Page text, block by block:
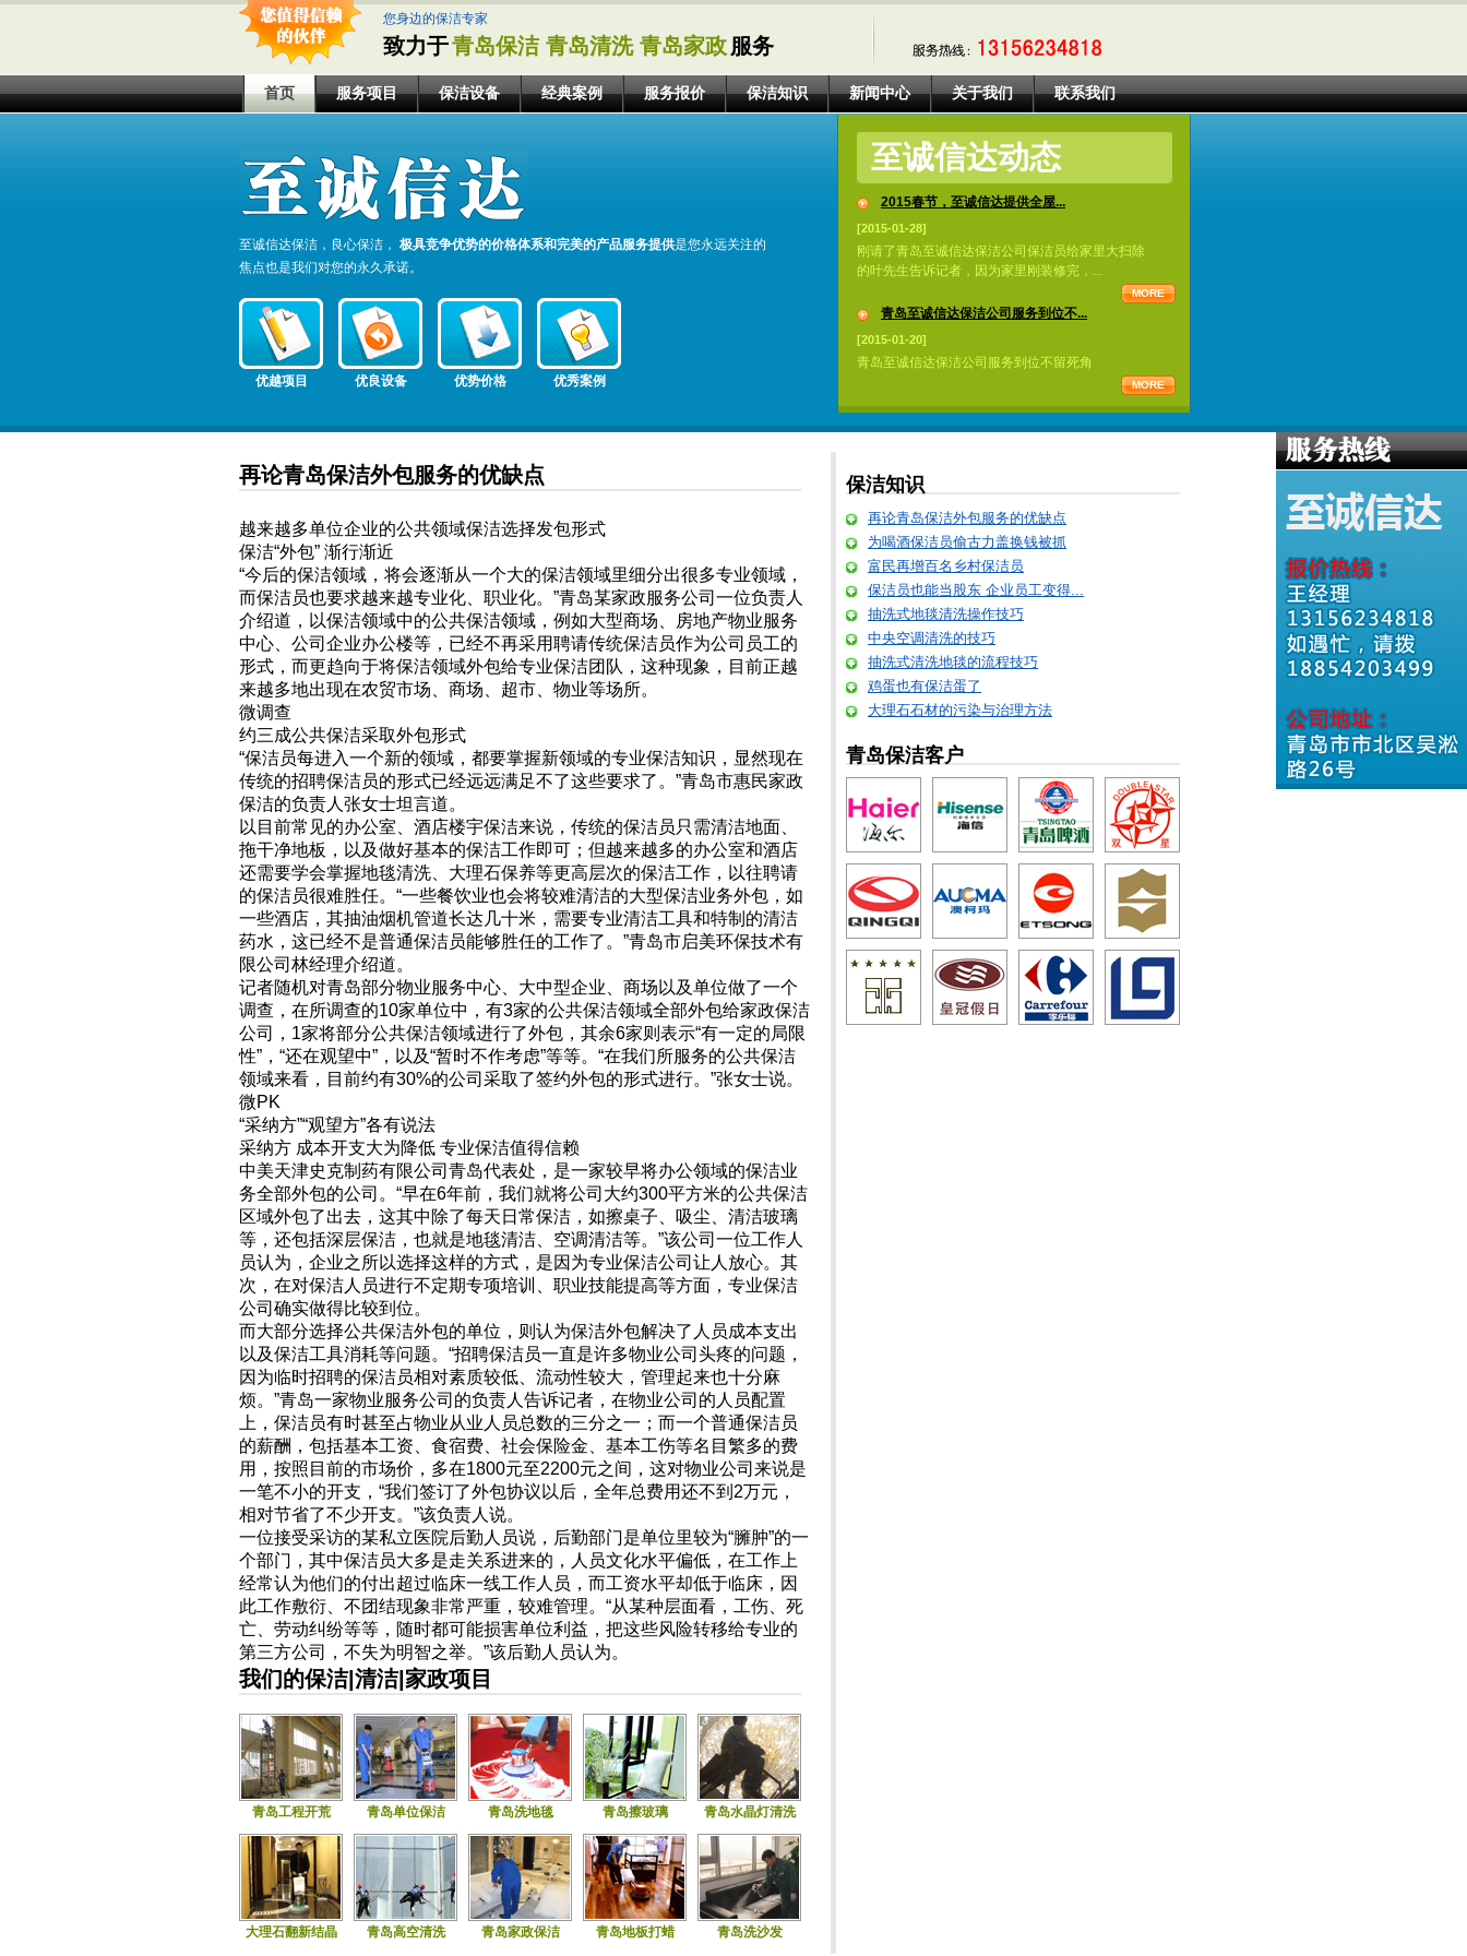
致力于青岛保洁 青岛清洗 青岛家政 服务
您身边的保洁专家
首页 服务项目 保洁设备 经典案例 服务报价 保洁知识 新闻中心 关于我们 联系我们
至诚信达保洁，良心保洁， 极具竞争优势的价格体系和完美的产品服务提供是您永远关注的
焦点也是我们对您的永久承诺。
优越项目 优良设备 优势价格 优秀案例
至诚信达动态
2015春节，至诚信达提供全屋...
[2015-01-28]
刚请了青岛至诚信达保洁公司保洁员给家里大扫除
的叶先生告诉记者，因为家里刚装修完，...
MORE
青岛至诚信达保洁公司服务到位不...
[2015-01-20]
青岛至诚信达保洁公司服务到位不留死角
MORE
再论青岛保洁外包服务的优缺点
越来越多单位企业的公共领域保洁选择发包形式
保洁“外包” 渐行渐近
“今后的保洁领域，将会逐渐从一个大的保洁领域里细分出很多专业领域，
而保洁员也要求越来越专业化、职业化。”青岛某家政服务公司一位负责人
介绍道，以保洁领域中的公共保洁领域，例如大型商场、房地产物业服务
中心、公司企业办公楼等，已经不再采用聘请传统保洁员作为公司员工的
形式，而更趋向于将保洁领域外包给专业保洁团队，这种现象，目前正越
来越多地出现在农贸市场、商场、超市、物业等场所。
微调查
约三成公共保洁采取外包形式
“保洁员每进入一个新的领域，都要掌握新领域的专业保洁知识，显然现在
传统的招聘保洁员的形式已经远远满足不了这些要求了。”青岛市惠民家政
保洁的负责人张女士坦言道。
以目前常见的办公室、酒店楼宇保洁来说，传统的保洁员只需清洁地面、
拖干净地板，以及做好基本的保洁工作即可；但越来越多的办公室和酒店
还需要学会掌握地毯清洗、大理石保养等更高层次的保洁工作，以往聘请
的保洁员很难胜任。“一些餐饮业也会将较难清洁的大型保洁业务外包，如
一些酒店，其抽油烟机管道长达几十米，需要专业清洁工具和特制的清洁
药水，这已经不是普通保洁员能够胜任的工作了。”青岛市启美环保技术有
限公司林经理介绍道。
记者随机对青岛部分物业服务中心、大中型企业、商场以及单位做了一个
调查，在所调查的10家单位中，有3家的公共保洁领域全部外包给家政保洁
公司，1家将部分公共保洁领域进行了外包，其余6家则表示“有一定的局限
性”，“还在观望中”，以及“暂时不作考虑”等等。“在我们所服务的公共保洁
领域来看，目前约有30%的公司采取了签约外包的形式进行。”张女士说。
微PK
“采纳方”“观望方”各有说法
采纳方 成本开支大为降低 专业保洁值得信赖
中美天津史克制药有限公司青岛代表处，是一家较早将办公领域的保洁业
务全部外包的公司。“早在6年前，我们就将公司大约300平方米的公共保洁
区域外包了出去，这其中除了每天日常保洁，如擦桌子、吸尘、清洁玻璃
等，还包括深层保洁，也就是地毯清洁、空调清洁等。”该公司一位工作人
员认为，企业之所以选择这样的方式，是因为专业保洁公司让人放心。其
次，在对保洁人员进行不定期专项培训、职业技能提高等方面，专业保洁
公司确实做得比较到位。
而大部分选择公共保洁外包的单位，则认为保洁外包解决了人员成本支出
以及保洁工具消耗等问题。“招聘保洁员一直是许多物业公司头疼的问题，
因为临时招聘的保洁员相对素质较低、流动性较大，管理起来也十分麻
烦。”青岛一家物业服务公司的负责人告诉记者，在物业公司的人员配置
上，保洁员有时甚至占物业从业人员总数的三分之一；而一个普通保洁员
的薪酬，包括基本工资、食宿费、社会保险金、基本工伤等名目繁多的费
用，按照目前的市场价，多在1800元至2200元之间，这对物业公司来说是
一笔不小的开支，“我们签订了外包协议以后，全年总费用还不到2万元，
相对节省了不少开支。”该负责人说。
一位接受采访的某私立医院后勤人员说，后勤部门是单位里较为“臃肿”的一
个部门，其中保洁员大多是走关系进来的，人员文化水平偏低，在工作上
经常认为他们的付出超过临床一线工作人员，而工资水平却低于临床，因
此工作敷衍、不团结现象非常严重，较难管理。“从某种层面看，工伤、死
亡、劳动纠纷等等，随时都可能损害单位利益，把这些风险转移给专业的
第三方公司，不失为明智之举。”该后勤人员认为。
我们的保洁|清洁|家政项目
青岛工程开荒 青岛单位保洁 青岛洗地毯 青岛擦玻璃 青岛水晶灯清洗
大理石翻新结晶 青岛高空清洗 青岛家政保洁 青岛地板打蜡 青岛洗沙发
保洁知识
再论青岛保洁外包服务的优缺点
为喝酒保洁员偷古力盖换钱被抓
富民再增百名乡村保洁员
保洁员也能当股东 企业员工变得...
抽洗式地毯清洗操作技巧
中央空调清洗的技巧
抽洗式清洗地毯的流程技巧
鸡蛋也有保洁蛋了
大理石石材的污染与治理方法
青岛保洁客户